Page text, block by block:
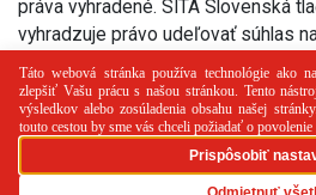
práva vyhradené. SITA Slovenská
vyhradzuje právo udeľovať súhlas
a na verejný prenos tohto článku a